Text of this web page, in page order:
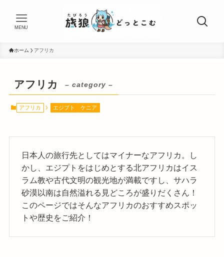
MENU
ホーム アフリカ
アフリカ – category –
アフリカ エジプト ケニア
日本人の旅行先としてはマイナーなアフリカ。し
かし、エジプトをはじめとする北アフリカはイス
ラム教や古代文明の観光地が満載ですし、サハラ
砂漠以南は自然溢れる見どころが盛りだくさん！
このページではそんなアフリカのおすすめスポッ
トや歴史をご紹介！